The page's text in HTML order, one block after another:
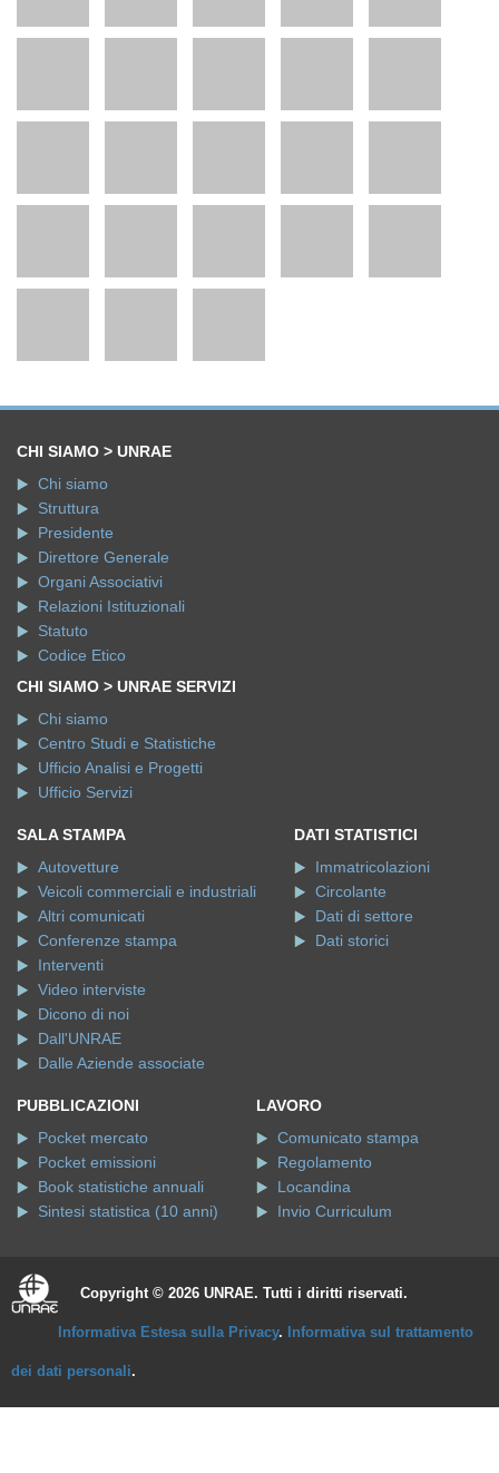
CHI SIAMO > UNRAE
Chi siamo
Struttura
Presidente
Direttore Generale
Organi Associativi
Relazioni Istituzionali
Statuto
Codice Etico
CHI SIAMO > UNRAE SERVIZI
Chi siamo
Centro Studi e Statistiche
Ufficio Analisi e Progetti
Ufficio Servizi
SALA STAMPA
Autovetture
Veicoli commerciali e industriali
Altri comunicati
Conferenze stampa
Interventi
Video interviste
Dicono di noi
Dall'UNRAE
Dalle Aziende associate
DATI STATISTICI
Immatricolazioni
Circolante
Dati di settore
Dati storici
PUBBLICAZIONI
Pocket mercato
Pocket emissioni
Book statistiche annuali
Sintesi statistica (10 anni)
LAVORO
Comunicato stampa
Regolamento
Locandina
Invio Curriculum
Copyright © 2026 UNRAE. Tutti i diritti riservati.
Informativa Estesa sulla Privacy. Informativa sul trattamento
dei dati personali.